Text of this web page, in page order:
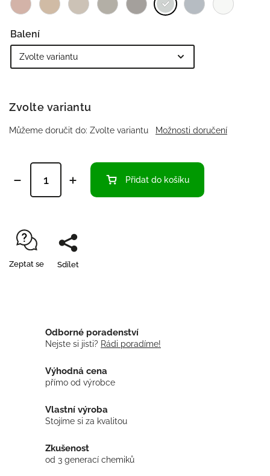
Balení
Zvolte variantu
Můžeme doručit do: Zvolte variantu Možnosti doručení
Přidat do košíku
Zeptat se Sdílet
Odborné poradenství
Nejste si jisti? Rádi poradíme!
Výhodná cena
přímo od výrobce
Vlastní výroba
Stojíme si za kvalitou
Zkušenost
od 3 generací chemiků